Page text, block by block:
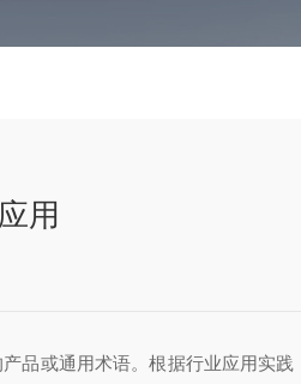
用
品或通用术语。根据行业应用实